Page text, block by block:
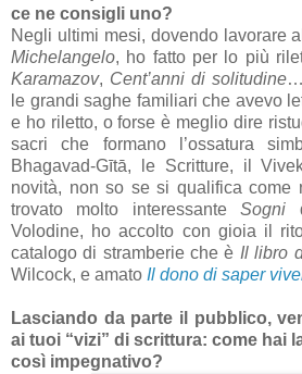
ce ne consigli uno?
Negli ultimi mesi, dovendo lavorare
Michelangelo, ho fatto per lo più
Karamazov, Cent’anni di solitudine
le grandi saghe familiari che avevo
e ho riletto, o forse è meglio dire
sacri che formano l’ossatura
Bhagavad-Gītā, le Scritture, il
novità, non so se si qualifica come
trovato molto interessanteSogni
Volodine, ho accolto con gioia il
catalogo di stramberie che è Il libro
Wilcock, e amato Il dono di saper
Lasciando da parte il pubblico,
ai tuoi “vizi” di scrittura: come hai
così impegnativo?